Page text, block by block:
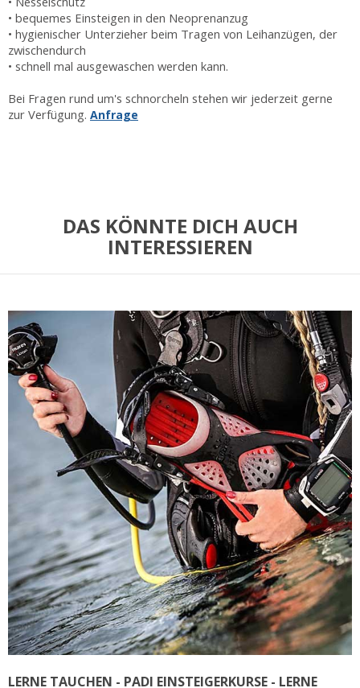
• bequemes Einsteigen in den Neoprenanzug
• hygienischer Unterzieher beim Tragen von Leihanzügen, der
zwischendurch
• schnell mal ausgewaschen werden kann.
Bei Fragen rund um's schnorcheln stehen wir jederzeit gerne
zur Verfügung. Anfrage
DAS KÖNNTE DICH AUCH
INTERESSIEREN
LERNE TAUCHEN - PADI EINSTEIGERKURSE - LERNE